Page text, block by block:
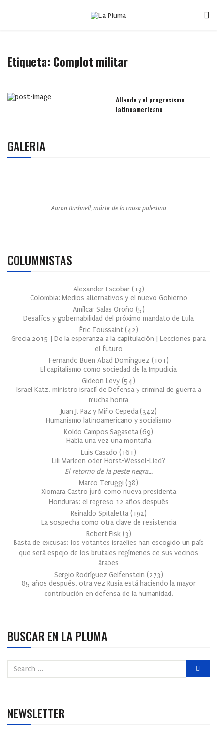
Etiqueta: Complot militar
Allende y el progresismo
latinoamericano
GALERIA
Aaron Bushnell, mártir de la causa palestina
COLUMNISTAS
Alexander Escobar (19)
Colombia: Medios alternativos y el nuevo Gobierno
Amílcar Salas Oroño (5)
Desafíos y gobernabilidad del próximo mandato de Lula
Éric Toussaint (42)
Grecia 2015 | De la esperanza a la capitulación | Lecciones para
el futuro
Fernando Buen Abad Domínguez (101 )
El capitalismo como sociedad de la Impudicia
Gideon Levy (54)
Israel Katz, ministro israelí de Defensa y criminal de guerra a
mucha honra
Juan J. Paz y Miño Cepeda (342)
Humanismo latinoamericano y socialismo
Koldo Campos Sagaseta (69)
Había una vez una montaña
Luis Casado (161 )
Lili Marleen oder Horst-Wessel-Lied?
El retorno de la peste negra…
Marco Teruggi (38)
Xiomara Castro juró como nueva presidenta
Honduras: el regreso 12 años después
Reinaldo Spitaletta (192)
La sospecha como otra clave de resistencia
Robert Fisk (3)
Basta de excusas: los votantes israelíes han escogido un país
que será espejo de los brutales regímenes de sus vecinos
árabes
Sergio Rodríguez Gelfenstein (273)
85 años después, otra vez Rusia está haciendo la mayor
contribución en defensa de la humanidad.
BUSCAR EN LA PLUMA
NEWSLETTER